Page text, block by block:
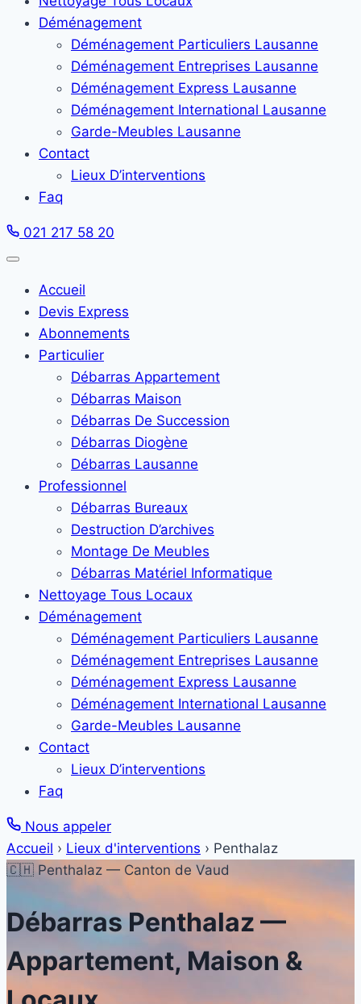
Déménagement
Déménagement Particuliers Lausanne
Déménagement Entreprises Lausanne
Déménagement Express Lausanne
Déménagement International Lausanne
Garde-Meubles Lausanne
Contact
Lieux D’interventions
Faq
021 217 58 20
Accueil
Devis Express
Abonnements
Particulier
Débarras Appartement
Débarras Maison
Débarras De Succession
Débarras Diogène
Débarras Lausanne
Professionnel
Débarras Bureaux
Destruction D’archives
Montage De Meubles
Débarras Matériel Informatique
Nettoyage Tous Locaux
Déménagement
Déménagement Particuliers Lausanne
Déménagement Entreprises Lausanne
Déménagement Express Lausanne
Déménagement International Lausanne
Garde-Meubles Lausanne
Contact
Lieux D’interventions
Faq
Nous appeler
Accueil › Lieux d'interventions › Penthalaz
🇨🇭 Penthalaz — Canton de Vaud
DébarrasPenthalaz —
Appartement, Maison &